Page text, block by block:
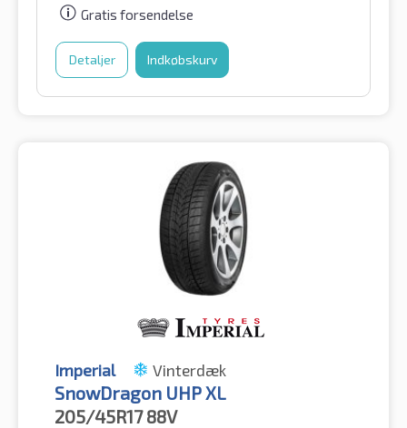
Gratis forsendelse
Detaljer Indkøbskurv
Imperial Vinterdæk
SnowDragon UHP XL
205/45R17 88V